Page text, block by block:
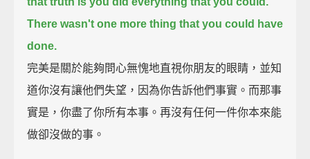
There wasn't one more thing that you could have
done.
完美是關於能夠問心無愧地直視你朋友的眼睛，並知
道你沒有讓他們失望，因為你告訴他們事實。而那事
實是，你盡了你所有本事。再沒有任何一件你本來能
做卻沒做的事。